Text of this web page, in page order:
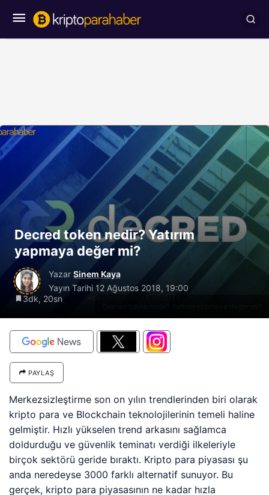
Decred token nedir? Yatırım
yapmaya değer mi?
Yazar Sinem Kaya
Yayın Tarihi 12 Ağustos 2018, 19:00
3dk, 20sn
PAYLAŞ
Merkezsizleştirme son on yılın trendlerinden biri olarak
kripto para ve Blockchain teknolojilerinin temeli haline
gelmiştir. Hızlı yükselen trend arkasını sağlamca
doldurduğu ve güvenlik teminatı verdiği ilkeleriyle
birçok sektörü geride bıraktı. Kripto para piyasası şu
anda neredeyse 3000 farklı alternatif sunuyor. Bu
gerçek, kripto para piyasasının ne kadar hızla